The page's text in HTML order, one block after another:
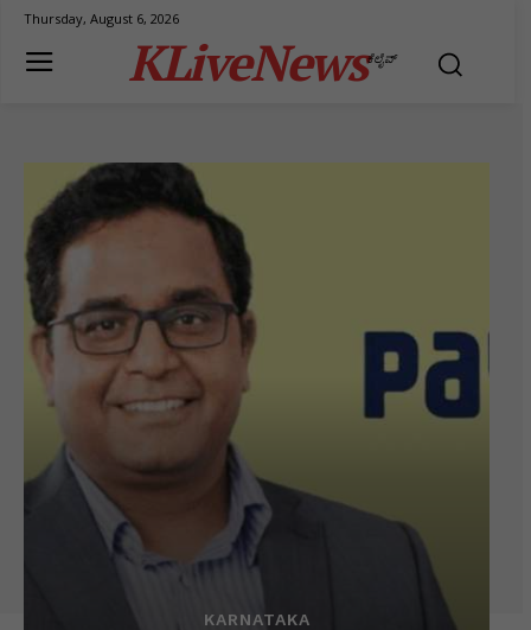
Thursday, August 6, 2026
KLiveNewsಕೆಲೈವ್
KARNATAKA